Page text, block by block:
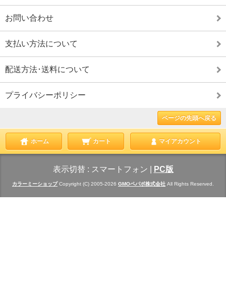
お問い合わせ
支払い方法について
配送方法･送料について
プライバシーポリシー
ページの先頭へ戻る
ホーム カート マイアカウント
表示切替 : スマートフォン PC版
カラーミーショップ Copyright (C) 2005-2026 GMOペパボ株式会社 All Rights Reserved.